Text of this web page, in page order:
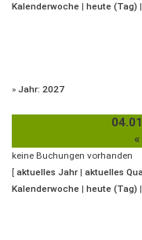
Kalenderwoche | heute (Tag) |
» Jahr: 2027
«
keine Buchungen vorhanden
[ aktuelles Jahr | aktuelles
Kalenderwoche | heute (Tag) |